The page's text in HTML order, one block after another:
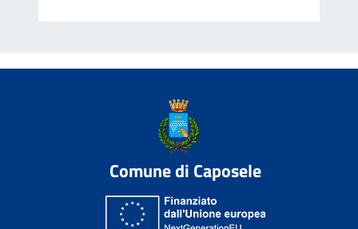
Comune di Caposele